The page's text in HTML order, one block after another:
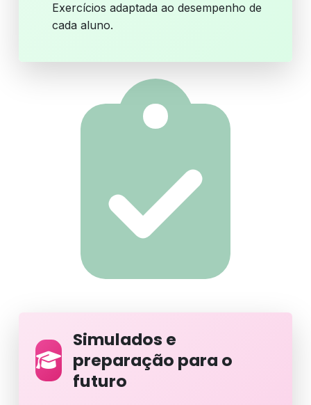
Exercícios adaptada ao desempenho de
cada aluno.
Simulados e
preparação para o
futuro